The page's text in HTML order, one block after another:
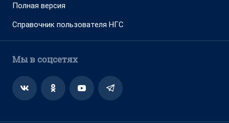
Полная версия
Справочник пользователя НГС
Мы в соцсетях